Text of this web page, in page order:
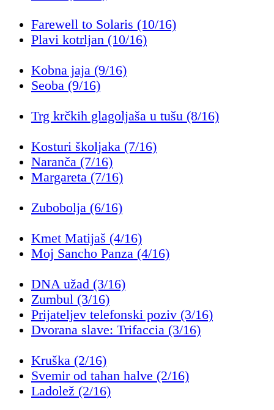
Farewell to Solaris (10/16)
Plavi kotrljan (10/16)
Kobna jaja (9/16)
Seoba (9/16)
Trg krčkih glagoljaša u tušu (8/16)
Kosturi školjaka (7/16)
Naranča (7/16)
Margareta (7/16)
Zubobolja (6/16)
Kmet Matijaš (4/16)
Moj Sancho Panza (4/16)
DNA užad (3/16)
Zumbul (3/16)
Prijateljev telefonski poziv (3/16)
Dvorana slave: Trifaccia (3/16)
Kruška (2/16)
Svemir od tahan halve (2/16)
Ladolež (2/16)